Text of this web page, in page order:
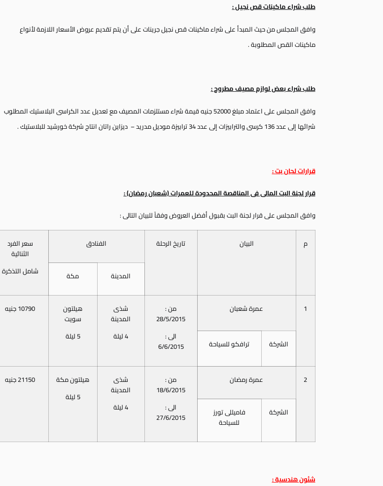
طلب شراء ماكينات قص نجيل :
وافق المجلس من حيث المبدأ على شراء ماكينات قص نجيل جرينات على أن يتم تقديم عروض الأسعار اللازمة لأنواع
ماكينات القص المطلوبة .
طلب شراء بعض لوازم مصيف مطروح :
وافق المجلس على اعتماد مبلغ 52000 جنيه قيمة شراء مستلزمات المصيف مع تعديل عدد الكراسى البلاستيك المطلوب
شرائها إلى عدد 136 كرسى والترابيزات إلى عدد 34 ترابيزة موديل مدريد – ديزاين راتان انتاج شركة خورشيد للبلاستيك .
قرارات لجان بت :
قرار لجنة البت المالى فى المناقصة المحدودة للعمرات (شعبان رمضان) :
وافق المجلس على قرار لجنة البت بقبول أفضل العروض وفقاً للبيان التالى :
م البيان تاريخ الرحلة الفنادق
سعر الفرد
الثنائية
شامل التذكرة
المدينة مكة
1 عمرة شعبان
من :
28/5/2015
الى :
6/6/2015
شذى
المدينة
4 ليلة
هيلتون
سويت
5 ليلة
10790 جنيه
الشركة ترافكو للسياحة
2 عمرة رمضان
من :
18/6/2015
الى :
27/6/2015
شذى
المدينة
4 ليلة
هيلتون مكة
5 ليلة
21150 جنيه
الشركة
فاميللى تورز
للسياحة
شئون هندسية :